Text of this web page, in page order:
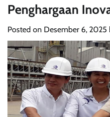
Penghargaan
Posted on Desember 6, 2025